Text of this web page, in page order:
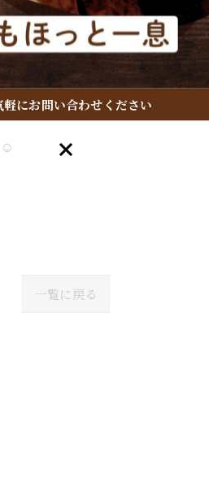
べて“ダブルショット”でお作
バーもおすすめです❣️
☺️
一覧に戻る
にお問い合わせください
軽にお問い合わせください